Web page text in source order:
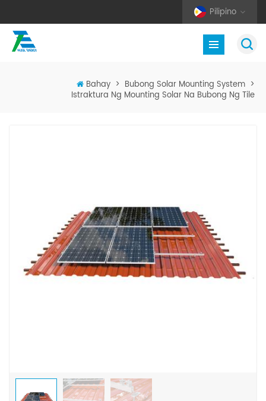
Pilipino
Bahay > Bubong Solar Mounting System >
Istraktura Ng Mounting Solar Na Bubong Ng Tile